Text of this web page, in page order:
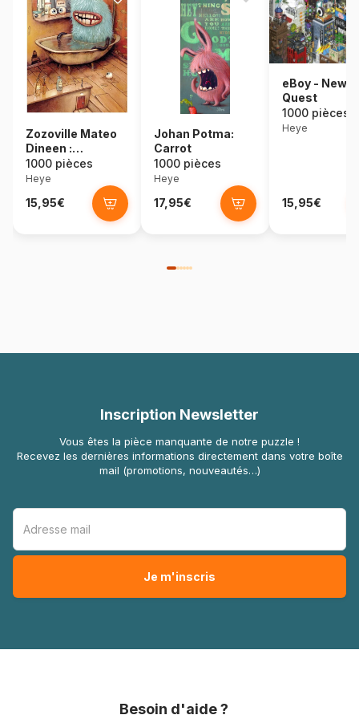
Zozoville Mateo
Dineen :
Baignoire
1000 pièces
Heye
15,95€
Johan Potma:
Carrot
1000 pièces
Heye
17,95€
eBoy - New
Quest
1000 pièces
Heye
15,95€
Inscription Newsletter
Vous êtes la pièce manquante de notre puzzle !
Recevez les dernières informations directement dans votre boîte
mail (promotions, nouveautés…)
Besoin d'aide ?